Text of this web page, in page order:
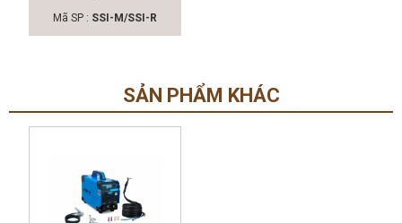
Mã SP : SSI-M/SSI-R
SẢN PHẨM KHÁC